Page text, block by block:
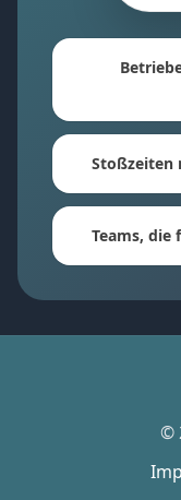
Stoßzeiten
Teams, die
©